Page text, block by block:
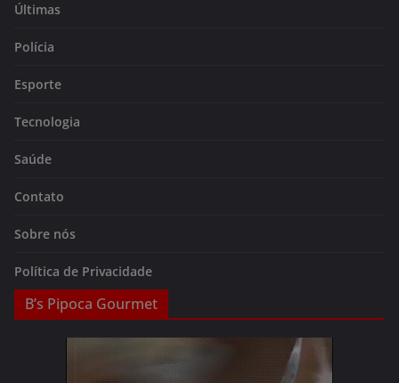
Últimas
Polícia
Esporte
Tecnologia
Saúde
Contato
Sobre nós
Política de Privacidade
B’s Pipoca Gourmet